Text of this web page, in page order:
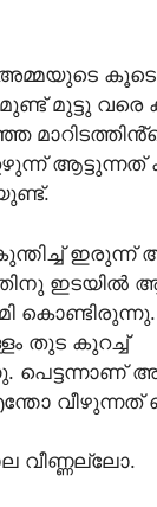
മുട്ടു വരെ
ഇരുന്ന്
തുട കുറച്ച്
പെട്ടന്നാണ്
വീണ്ണല്ലോ.